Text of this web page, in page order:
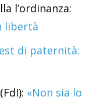
l’ordinanza:
libertà
di paternità:
«Non sia lo